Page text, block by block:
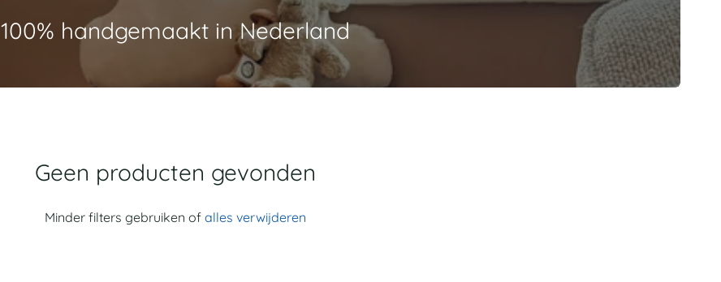
100% handgemaakt in Nederland
Geen producten gevonden
Minder filters gebruiken ofalles verwijderen